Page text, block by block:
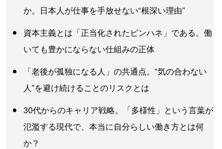
か。日本人が仕事を手放せない“根深い理由”
資本主義とは「正当化されたピンハネ」である。働
いても豊かにならない仕組みの正体
「老後が孤独になる人」の共通点。“気の合わない
人”を避け続けることのリスクとは
30代からのキャリア戦略。「多様性」という言葉が
氾濫する現代で、本当に自分らしい働き方とは何
か？